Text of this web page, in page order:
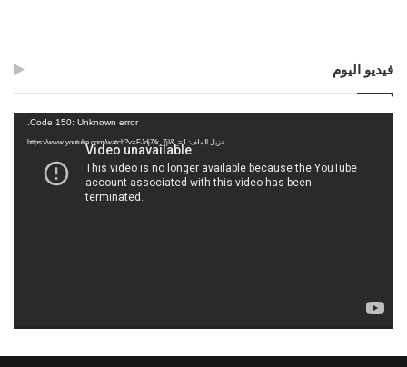
فيديو اليوم
Code 150: Unknown error.
تنزيل الملف: https://www.youtube.com/watch?v=FJdj7tk_7jI&_=1